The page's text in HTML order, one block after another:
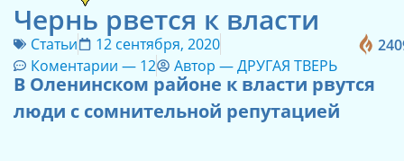
Чернь рвется к власти
Статьи
12 сентября, 2020
Коментарии — 12 Автор —ДРУГАЯ ТВЕРЬ
В Оленинском районе к власти рвутся
люди с сомнительной репутацией